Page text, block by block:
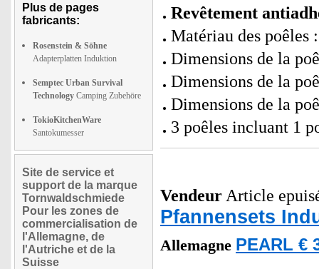
Plus de pages
fabricants:
Rosenstein & Söhne
Adapterplatten Induktion
Semptec Urban Survival
Technology Camping Zubehöre
TokioKitchenWare
Santokumesser
Site de service et
support de la marque
Tornwaldschmiede
Pour les zones de
commercialisation de
l'Allemagne, de
l'Autriche et de la
Suisse
Revêtement
Matériau des poêles
Dimensions de la
Dimensions de la
Dimensions de la
3 poêles incluant 1
Vendeur Article
Pfannensets
Allemagne PEARL €